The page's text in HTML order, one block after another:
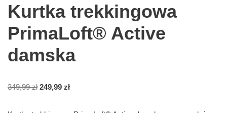
Kurtka trekkingowa
PrimaLoft® Active
damska
349,99zł 249,99 zł